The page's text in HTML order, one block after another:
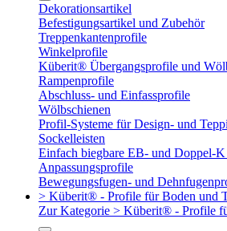
Dekorationsartikel
Befestigungsartikel und Zubehör
Treppenkantenprofile
Winkelprofile
Küberit® Übergangsprofile und
Rampenprofile
Abschluss- und Einfassprofile
Wölbschienen
Profil-Systeme für Design- und
Sockelleisten
Einfach biegbare EB- und Doppel-
Anpassungsprofile
Bewegungsfugen- und
> Küberit® - Profile für Boden und
Zur Kategorie > Küberit® - Profile